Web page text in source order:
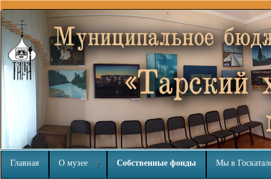
Главная О музее Собственные фонды Мы в